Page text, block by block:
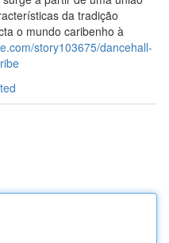
da tradição
o mundo caribenho à
story103675/dancehall-